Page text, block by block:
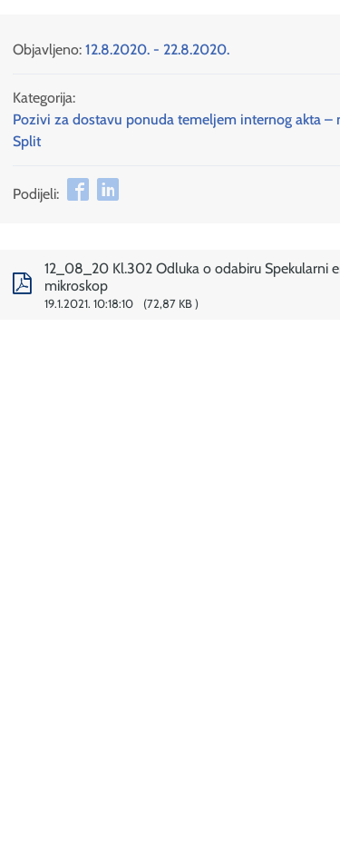
Objavljeno: 12.8.2020. - 22.8.2020.
Kategorija:
Pozivi za dostavu ponuda temeljem internog akta –
Split
Podijeli:
12_08_20 Kl.302 Odluka o odabiru Spekularni
mikroskop
19.1.2021. 10:18:10 72,87 KB